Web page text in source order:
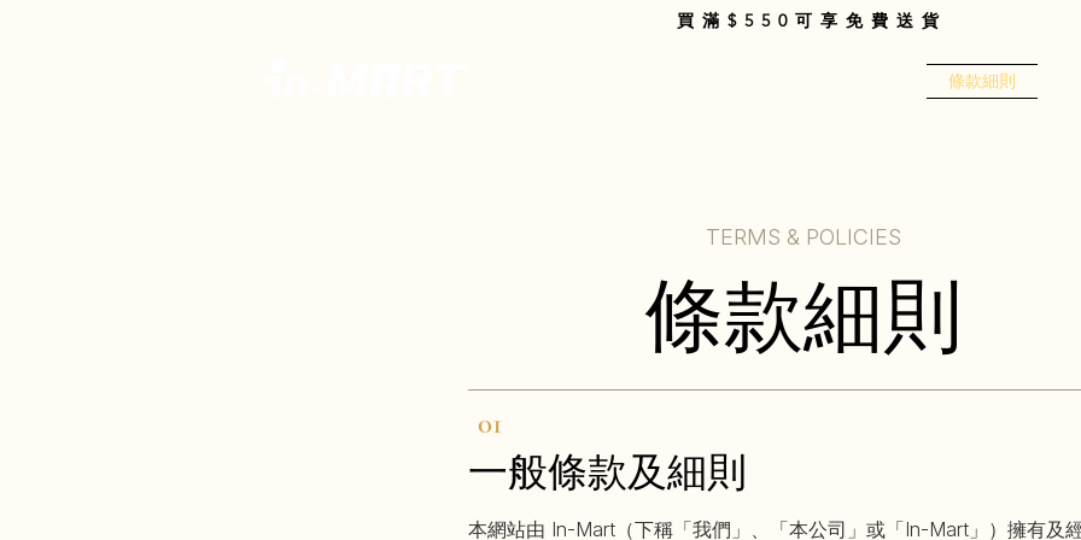
買滿$550可享免費送貨
條款細則
TERMS & POLICIES
條款細則
一般條款及細則
01
本網站由 In-Mart（下稱「我們」、「本公司」或「In-Mart」）擁有及